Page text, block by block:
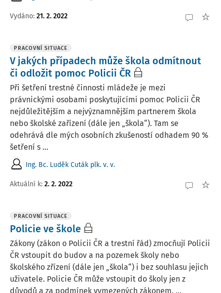
Vydáno: 21. 2. 2022
PRACOVNÍ SITUACE
V jakých případech může škola odmítnout
či odložit pomoc Policii ČR
Při šetření trestné činnosti mládeže je mezi
právnickými osobami poskytujícími pomoc Policii ČR
nejdůležitějším a nejvýznamnějším partnerem škola
nebo školské zařízení (dále jen „škola“). Tam se
odehrává dle mých osobních zkušeností odhadem 90 %
šetření s ...
Ing. Bc. Luděk Cuták plk. v. v.
Aktuální k: 2. 2. 2022
PRACOVNÍ SITUACE
Policie ve škole
Zákony (zákon o Policii ČR a trestní řád) zmocňují Policii
ČR vstoupit do budov a na pozemek školy nebo
školského zřízení (dále jen „škola“) i bez souhlasu jejich
uživatele. Policie ČR může vstoupit do školy jen z
důvodů a za podmínek vymezených zákonem. ...